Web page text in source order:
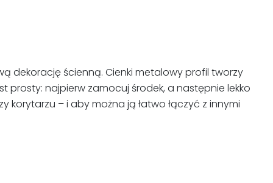
dekorację ścienną. Cienki metalowy profil tworzy
prosty: najpierw zamocuj środek, a następnie lekko
korytarzu – i aby można ją łatwo łączyć z innymi